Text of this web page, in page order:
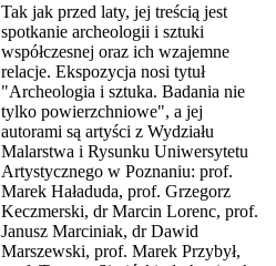
Tak jak przed laty, jej treścią jest
spotkanie archeologii i sztuki
współczesnej oraz ich wzajemne
relacje. Ekspozycja nosi tytuł
"Archeologia i sztuka. Badania nie
tylko powierzchniowe", a jej
autorami są artyści z Wydziału
Malarstwa i Rysunku Uniwersytetu
Artystycznego w Poznaniu: prof.
Marek Haładuda, prof. Grzegorz
Keczmerski, dr Marcin Lorenc, prof.
Janusz Marciniak, dr Dawid
Marszewski, prof. Marek Przybył,